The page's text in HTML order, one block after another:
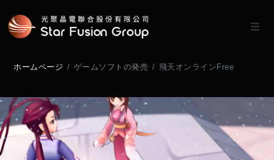
ホームページ ゲームソフトの発売 飛天オンラインFree